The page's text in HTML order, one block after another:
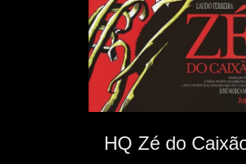
HQ Zé do